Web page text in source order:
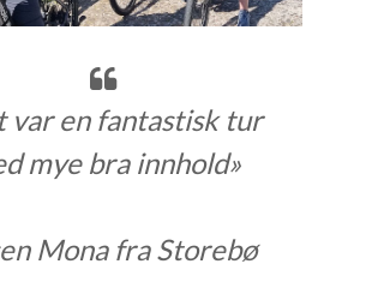
var en fantastisk tur
mye bra innhold»
Mona fra Storebø